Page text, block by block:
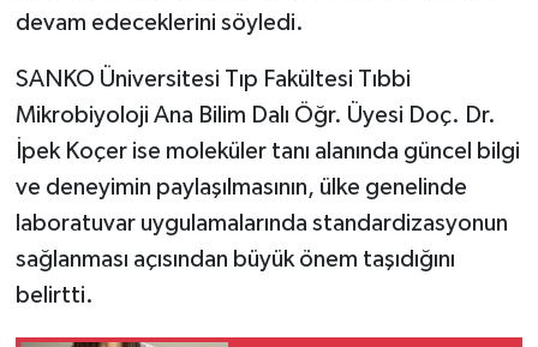
devam edeceklerini söyledi.
SANKO Üniversitesi Tıp Fakültesi Tıbbi
Mikrobiyoloji Ana Bilim Dalı Öğr. Üyesi Doç. Dr.
İpek Koçer ise moleküler tanı alanında güncel bilgi
ve deneyimin paylaşılmasının, ülke genelinde
laboratuvar uygulamalarında standardizasyonun
sağlanması açısından büyük önem taşıdığını
belirtti.